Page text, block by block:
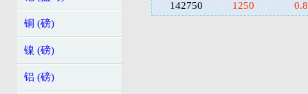
铜 (磅)
镍 (磅)
铝 (磅)
142750
1250